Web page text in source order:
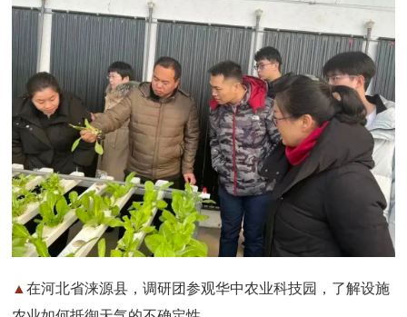
▲在河北省涞源县，调研团参观华中农业科技园，了解设施